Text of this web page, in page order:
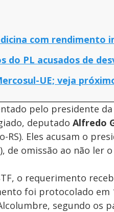
com rendimento
do PL acusados de
UE; veja
pelo presidente da
deputado Alfredo
RS). Eles acusam o
de omissão ao não ler
o requerimento
foi protocolado em
segundo os